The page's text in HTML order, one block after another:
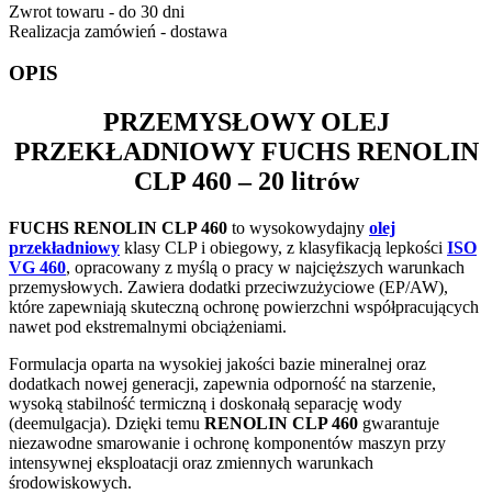
Zwrot towaru - do 30 dni
Realizacja zamówień - dostawa
OPIS
PRZEMYSŁOWY OLEJ
PRZEKŁADNIOWY FUCHS RENOLIN
CLP 460 – 20 litrów
FUCHS RENOLIN CLP 460 to wysokowydajny olej
przekładniowy klasy CLP i obiegowy, z klasyfikacją lepkości ISO
VG 460, opracowany z myślą o pracy w najcięższych warunkach
przemysłowych. Zawiera dodatki przeciwzużyciowe (EP/AW),
które zapewniają skuteczną ochronę powierzchni współpracujących
nawet pod ekstremalnymi obciążeniami.
Formulacja oparta na wysokiej jakości bazie mineralnej oraz
dodatkach nowej generacji, zapewnia odporność na starzenie,
wysoką stabilność termiczną i doskonałą separację wody
(deemulgacja). Dzięki temu RENOLIN CLP 460 gwarantuje
niezawodne smarowanie i ochronę komponentów maszyn przy
intensywnej eksploatacji oraz zmiennych warunkach
środowiskowych.